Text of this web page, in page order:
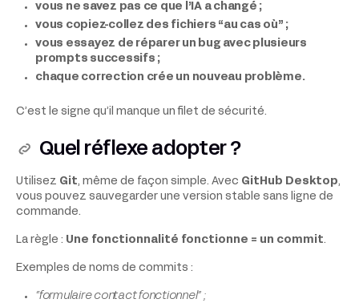
vous ne savez pas ce que l’IA a changé ;
vous copiez-collez des fichiers “au cas où” ;
vous essayez de réparer un bug avec plusieurs
prompts successifs ;
chaque correction crée un nouveau problème.
C’est le signe qu’il manque un filet de sécurité.
Quel réflexe adopter ?
Utilisez Git, même de façon simple. Avec GitHub Desktop,
vous pouvez sauvegarder une version stable sans ligne de
commande.
La règle : Une fonctionnalité fonctionne = un commit.
Exemples de noms de commits :
“formulaire contact fonctionnel” ;